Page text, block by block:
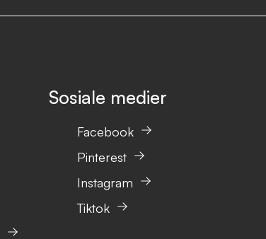
Sosiale medier
Facebook
Pinterest
Instagram
Tiktok